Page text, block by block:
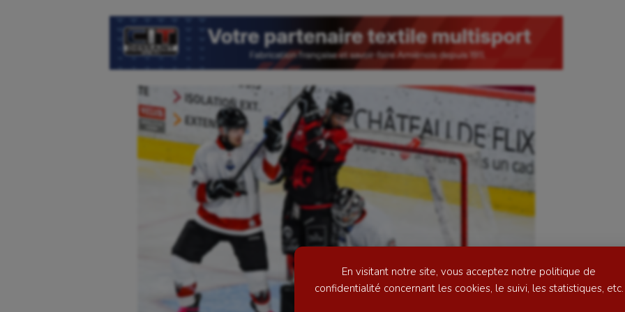
En visitant notre site, vous acceptez notre politique de
confidentialité concernant les cookies, le suivi, les statistiques, etc.
Aéronautique
Balle à la main
Ballon au poing
Danse
Equitation
Escrime
Fitness
Flag football
Kayak-polo
Korfbal
Longue paume
Natation artistique